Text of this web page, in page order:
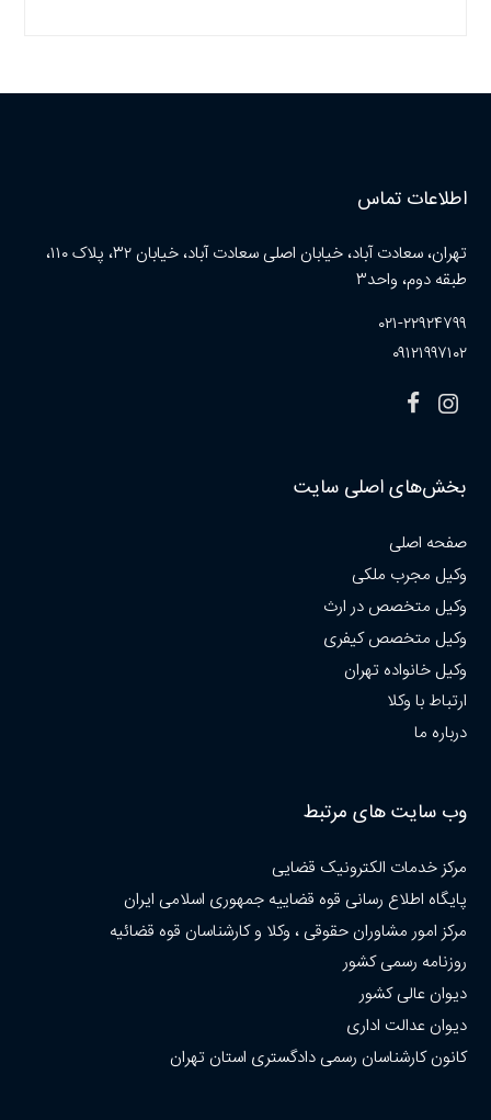
اطلاعات تماس
تهران، سعادت آباد، خیابان اصلی سعادت آباد، خیابان ۳۲، پلاک ۱۱۰،
طبقه دوم، واحد۳
۰۲۱-۲۲۹۲۴۷۹۹
۰۹۱۲۱۹۹۷۱۰۲
بخش‌های اصلی سایت
صفحه اصلی
وکیل مجرب ملکی
وکیل متخصص در ارث
وکیل متخصص کیفری
وکیل خانواده تهران
ارتباط با وکلا
درباره ما
وب سایت های مرتبط
مرکز خدمات الکترونیک قضایی
پایگاه اطلاع رسانی قوه قضاییه جمهوری اسلامی ایران
مرکز امور مشاوران حقوقی ، وکلا و کارشناسان قوه قضائیه
روزنامه رسمی کشور
دیوان عالی کشور
دیوان عدالت اداری
کانون کارشناسان رسمی دادگستری استان تهران